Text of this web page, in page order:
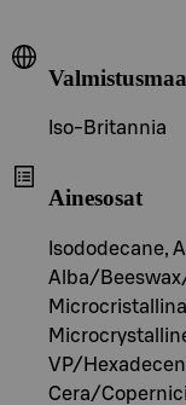
Valmistusmaa
Iso-Britannia
Ainesosat
Isododecane,
Alba/
VP/
Cera/